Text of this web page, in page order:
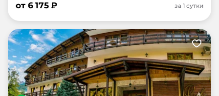
от 6 175₽ за 1 сутки